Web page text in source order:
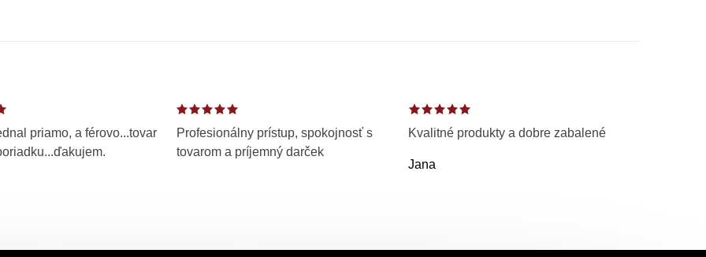
priamo, a férovo...tovar
Profesionálny prístup, spokojnosť s
tovarom a príjemný darček
Kvalitné produkty a dobre zabalené
Jana